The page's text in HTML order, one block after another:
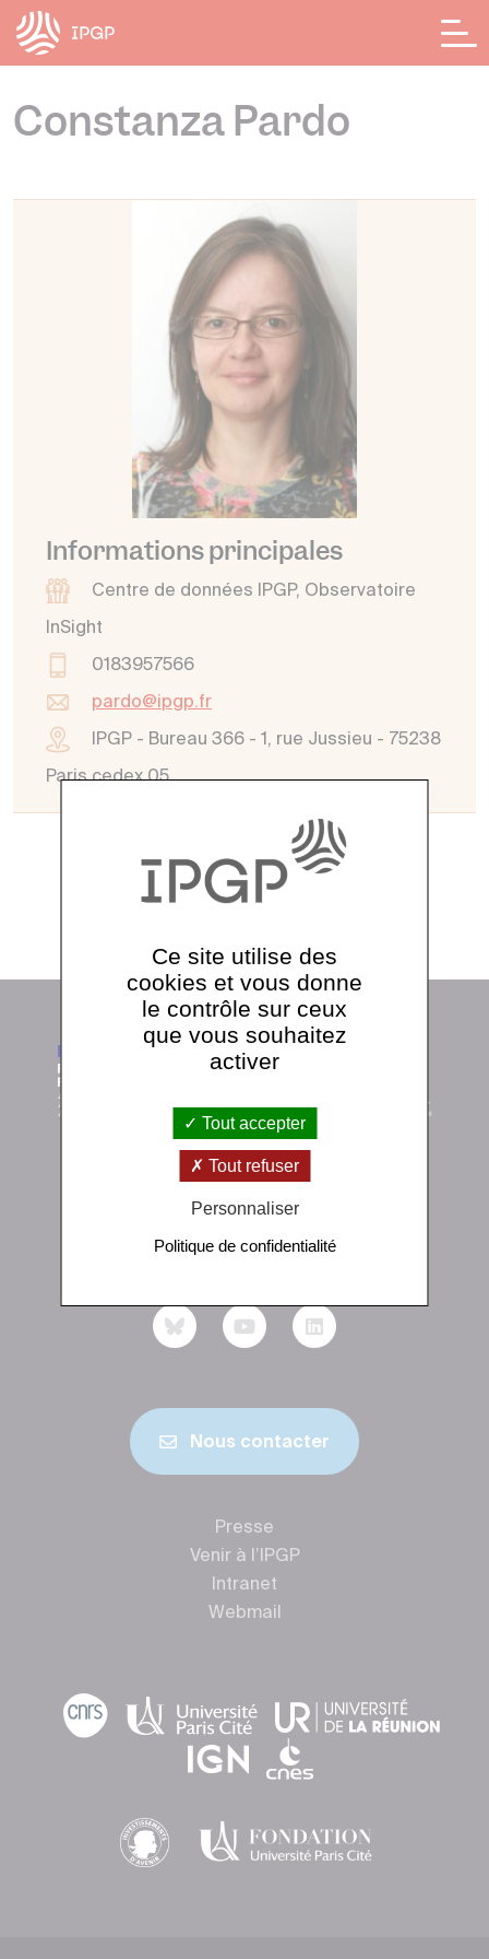
Constanza Pardo
Informations principales
Centre de données IPGP, Observatoire
InSight
0183957566
pardo@ipgp.fr
IPGP - Bureau 366 - 1, rue Jussieu - 75238
Paris cedex 05
Voir tout l'annuaire
+33 (0)1 83 95 74 00
Nous contacter
Presse
Venir à l’IPGP
Intranet
Webmail
Panneau de gestion des cookies
Ce site utilise des
cookies et vous donne
le contrôle sur ceux
que vous souhaitez
activer
Tout accepter
Tout refuser
Personnaliser
Politique de confidentialité